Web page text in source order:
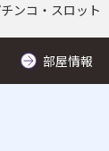
ンコ・スロット
部屋情報